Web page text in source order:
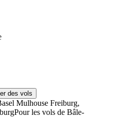
des vols
Mulhouse Freiburg,
Pour les vols de Bâle-